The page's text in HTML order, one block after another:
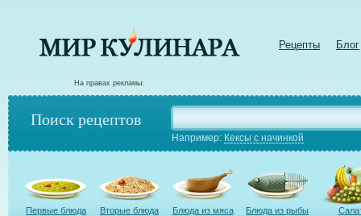
Рецепты Блог
На правах рекламы:
Поиск рецептов
Например: Кексы с начинкой
Первые блюда Вторые блюда Блюда из мяса Блюда из рыбы